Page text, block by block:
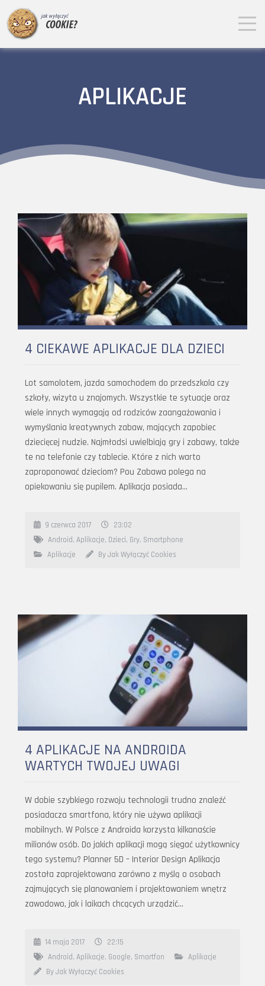
APLIKACJE
4 CIEKAWE APLIKACJE DLA DZIECI
Lot samolotem, jazda samochodem do przedszkola czy
szkoły, wizyta u znajomych. Wszystkie te sytuacje oraz
wiele innych wymagają od rodziców zaangażowania i
wymyślania kreatywnych zabaw, mających zapobiec
dziecięcej nudzie. Najmłodsi uwielbiają gry i zabawy, także
te na telefonie czy tablecie. Które z nich warto
zaproponować dzieciom? Pou Zabawa polega na
opiekowaniu się pupilem. Aplikacja posiada…
9 czerwca 2017
23:02
Android, Aplikacje, Dzieci, Gry, Smartphone
Aplikacje
By Jak Wyłączyć Cookies
4 APLIKACJE NA ANDROIDA
WARTYCH TWOJEJ UWAGI
W dobie szybkiego rozwoju technologii trudno znaleźć
posiadacza smartfona, który nie używa aplikacji
mobilnych. W Polsce z Androida korzysta kilkanaście
milionów osób. Do jakich aplikacji mogą sięgać użytkownicy
tego systemu? Planner 5D – Interior Design Aplikacja
została zaprojektowana zarówno z myślą o osobach
zajmujących się planowaniem i projektowaniem wnętrz
zawodowo, jak i laikach chcących urządzić…
14 maja 2017
22:15
Android, Aplikacje, Google, Smartfon
Aplikacje
By Jak Wyłączyć Cookies